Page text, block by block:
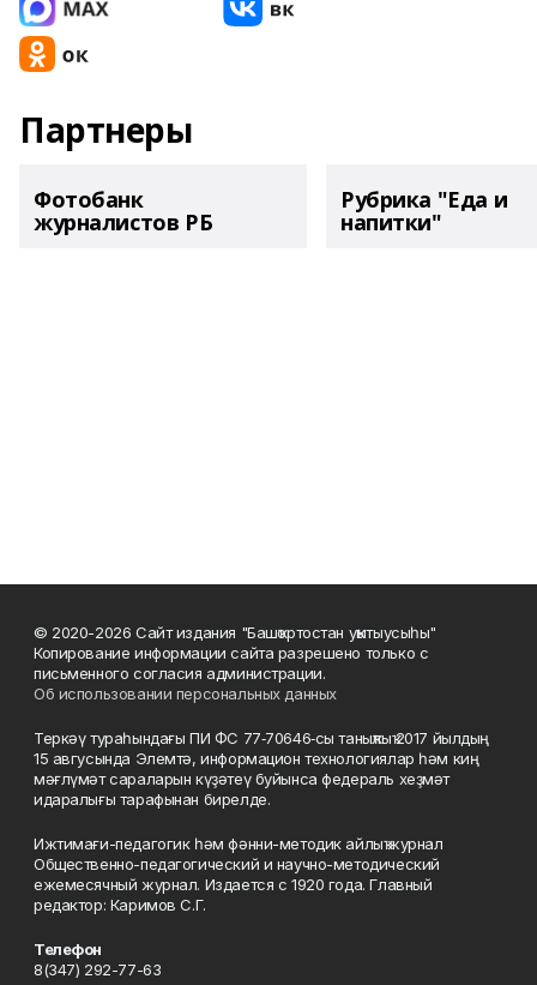
Партнеры
Фотобанк
журналистов РБ
Рубрика "Еда и
напитки"
© 2020-2026 Сайт издания "Башҡортостан уҡытыусыһы"
Копирование информации сайта разрешено только с
письменного согласия администрации.
Об использовании персональных данных
Теркәү тураһындағы ПИ ФС 77‑70646‑сы таныҡлыҡ 2017 йылдың
15 авгусында Элемтә, информацион технологиялар һәм киң
мәғлүмәт сараларын күҙәтеү буйынса федераль хеҙмәт
идаралығы тарафынан бирелде.
Ижтимағи-педагогик һәм фәнни-методик айлыҡ журнал
Общественно-педагогический и научно-методический
ежемесячный журнал. Издается с 1920 года. Главный
редактор: Каримов С.Г.
Телефон
8(347) 292-77-63